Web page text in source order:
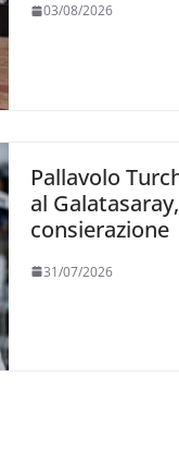
03/08/2026
Pallavolo
al
consierazione
31/07/2026